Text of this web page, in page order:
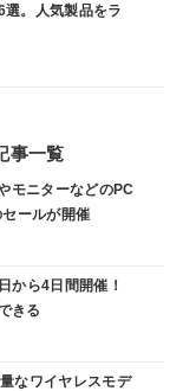
。人気製品をラ
事一覧
モニターなどのPC
ールが開催
から4日間開催！
きる
なワイヤレスモデ